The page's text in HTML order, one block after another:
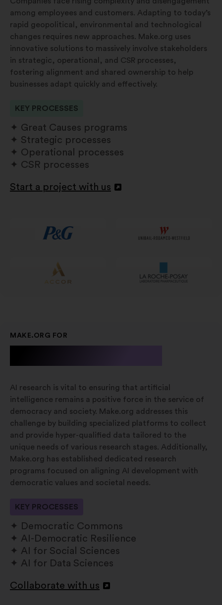
among employees and customers. Adapting to today’s
rapid geopolitical, environmental and technological
changes requires new approaches. Make.org uses
innovative solutions to massively involve stakeholders
in strategic, operational, and CSR processes,
fostering alignment and shared ownership to help
businesses adapt quickly and effectively.
KEY PROCESSES
Great Causes programs
Strategic processes
Operational processes
CSR processes
Start a project with us
Otevřít
MAKE.ORG FOR
AI research is vital to ensuring that artificial
intelligence remains a positive force in the service of
democracy and society. Make.org addresses this
challenge by building specialized platforms to collect
and provide hyper-qualified data tailored to the
unique needs of various research stages. Additionally,
Make.org has established dedicated research
programs focused on aligning AI development with
democratic values and societal needs.
KEY PROCESSES
Democratic Commons
AI-Democratic Resilience
AI for Social Sciences
AI for Data Sciences
Collaborate with us
Otevřít